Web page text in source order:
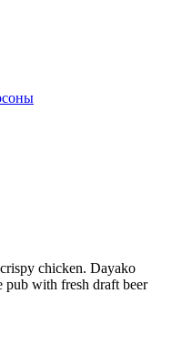
chicken. Dayako
pub with fresh draft beer